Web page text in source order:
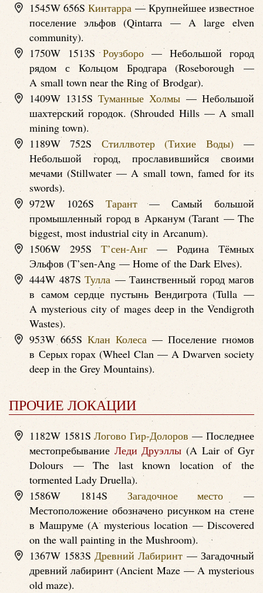
1545W 656S Кинтарра — Крупнейшее известное
поселение эльфов (Qintarra — A large elven
community).
1750W 1513SРоузборо— Небольшой город
рядом с Кольцом Бродгара (Roseborough —
A small town near the Ring of Brodgar).
1409W 1315S Туманные Холмы — Небольшой
шахтерский городок. (Shrouded Hills — A small
mining town).
1189W 752S Стиллвотер (Тихие Воды)—
Небольшой город, прославившийся своими
мечами (Stillwater — A small town, famed for its
swords).
972W 1026S Тарант— Самый большой
промышленный город в Арканум (Tarant — The
biggest, most industrial city in Arcanum).
1506W 295S Т’сен-Анг— Родина Тёмных
Эльфов (T’sen-Ang — Home of the Dark Elves).
444W 487S Тулла — Таинственный город магов
в самом сердце пустынь Вендигрота (Tulla —
A mysterious city of mages deep in the Vendigroth
Wastes).
953W 665S Клан Колеса— Поселение гномов
в Серых горах (Wheel Clan — A Dwarven society
deep in the Grey Mountains).
ПРОЧИЕ ЛОКАЦИИ
1182W 1581SЛогово Гир-Долоров — Последнее
местопребывание Леди Друэллы (A Lair of Gyr
Dolours — The last known location of the
tormented Lady Druella).
1586W 1814S Загадочное место —
Местоположение обозначено рисунком на стене
в Машруме (A mysterious location — Discovered
on the wall painting in the Mushroom).
1367W 1583S Древний Лабиринт — Загадочный
древний лабиринт (Ancient Maze — A mysterious
old maze).